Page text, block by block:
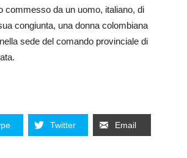
commesso da un uomo, italiano, di
congiunta, una donna colombiana
sede del comando provinciale di
Twitter Email